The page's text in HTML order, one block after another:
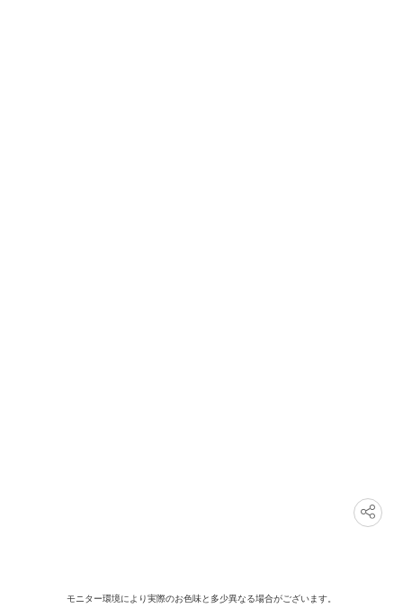
モニター環境により実際のお色味と多少異なる場合がございます。